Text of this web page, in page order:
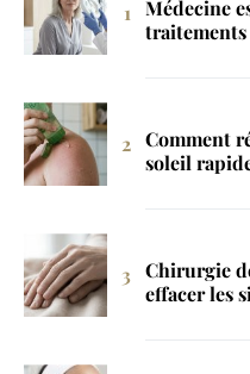
Médecine
Comment
soleil
Chirurgie
effacer les